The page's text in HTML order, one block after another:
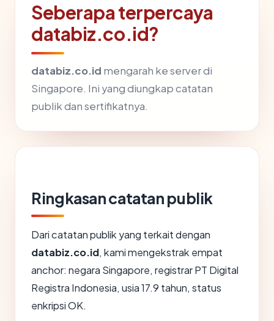
Seberapa terpercaya
databiz.co.id?
databiz.co.id mengarah ke server di
Singapore. Ini yang diungkap catatan
publik dan sertifikatnya.
Ringkasan catatan publik
Dari catatan publik yang terkait dengan
databiz.co.id, kami mengekstrak empat
anchor: negara Singapore, registrar PT Digital
Registra Indonesia, usia 17.9 tahun, status
enkripsi OK.